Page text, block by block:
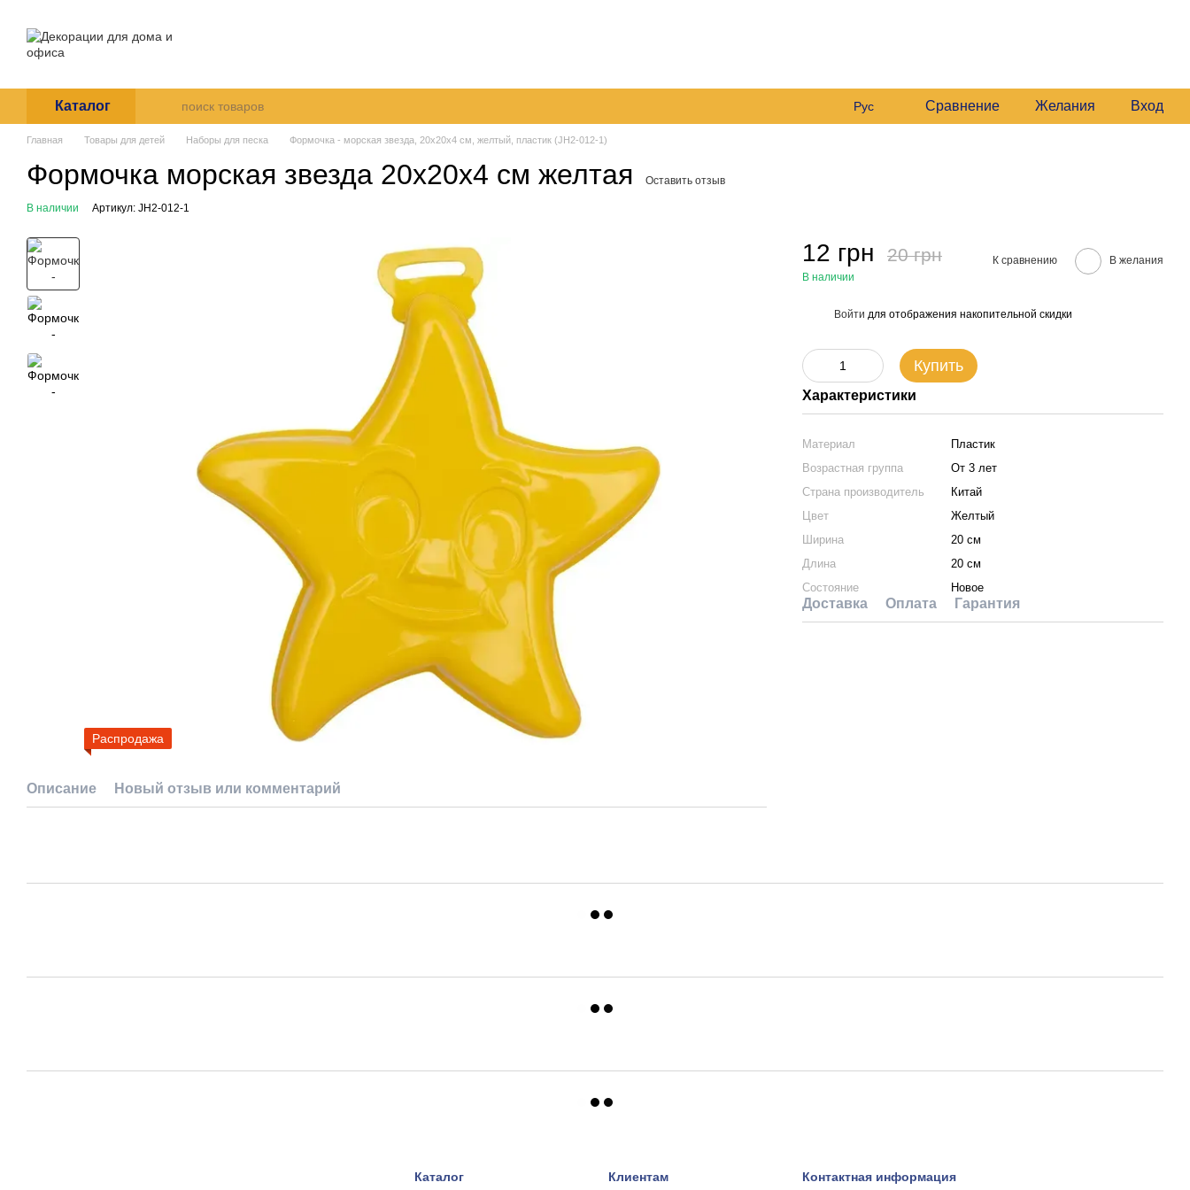
Каталог Рус Сравнение Желания Вход
Главная Товары для детей Наборы для песка Формочка - морская звезда, 20x20x4 см, желтый, пластик (JH2-012-1)
Формочка морская звезда 20x20x4 см желтая Оставить отзыв
В наличии Артикул: JH2-012-1
Распродажа
Описание Новый отзыв или комментарий
12 грн 20 грн
В наличии
К сравнению В желания
Войти для отображения накопительной скидки
Купить
Характеристики
Материал
Пластик
Возрастная группа
От 3 лет
Страна производитель
Китай
Цвет
Желтый
Ширина
20 см
Длина
20 см
Состояние
Новое
Доставка Оплата Гарантия
Каталог Клиентам Контактная информация